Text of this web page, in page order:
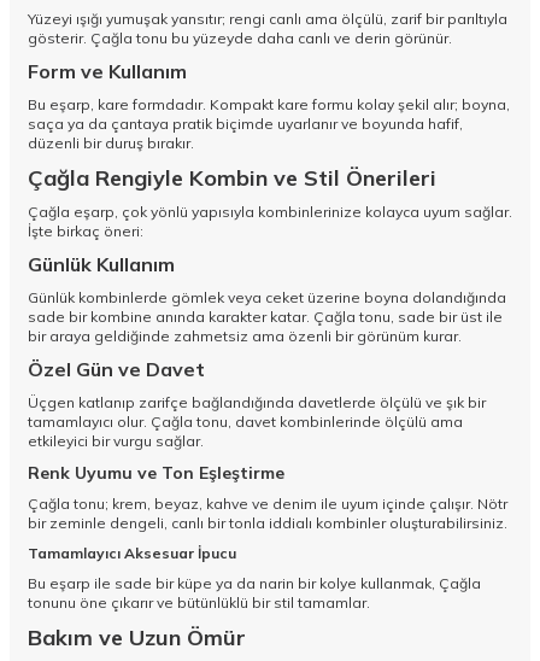
Yüzeyi ışığı yumuşak yansıtır; rengi canlı ama ölçülü, zarif bir parıltıyla
gösterir. Çağla tonu bu yüzeyde daha canlı ve derin görünür.
Form ve Kullanım
Bu eşarp, kare formdadır. Kompakt kare formu kolay şekil alır; boyna,
saça ya da çantaya pratik biçimde uyarlanır ve boyunda hafif,
düzenli bir duruş bırakır.
Çağla Rengiyle Kombin ve Stil Önerileri
Çağla eşarp, çok yönlü yapısıyla kombinlerinize kolayca uyum sağlar.
İşte birkaç öneri:
Günlük Kullanım
Günlük kombinlerde gömlek veya ceket üzerine boyna dolandığında
sade bir kombine anında karakter katar. Çağla tonu, sade bir üst ile
bir araya geldiğinde zahmetsiz ama özenli bir görünüm kurar.
Özel Gün ve Davet
Üçgen katlanıp zarifçe bağlandığında davetlerde ölçülü ve şık bir
tamamlayıcı olur. Çağla tonu, davet kombinlerinde ölçülü ama
etkileyici bir vurgu sağlar.
Renk Uyumu ve Ton Eşleştirme
Çağla tonu; krem, beyaz, kahve ve denim ile uyum içinde çalışır. Nötr
bir zeminle dengeli, canlı bir tonla iddialı kombinler oluşturabilirsiniz.
Tamamlayıcı Aksesuar İpucu
Bu eşarp ile sade bir küpe ya da narin bir kolye kullanmak, Çağla
tonunu öne çıkarır ve bütünlüklü bir stil tamamlar.
Bakım ve Uzun Ömür